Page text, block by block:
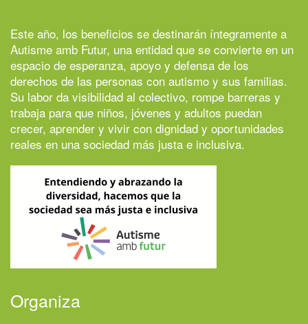
Este año, los beneficios se destinarán íntegramente a
Autisme amb Futur, una entidad que se convierte en un
espacio de esperanza, apoyo y defensa de los
derechos de las personas con autismo y sus familias.
Su labor da visibilidad al colectivo, rompe barreras y
trabaja para que niños, jóvenes y adultos puedan
crecer, aprender y vivir con dignidad y oportunidades
reales en una sociedad más justa e inclusiva.
Organiza